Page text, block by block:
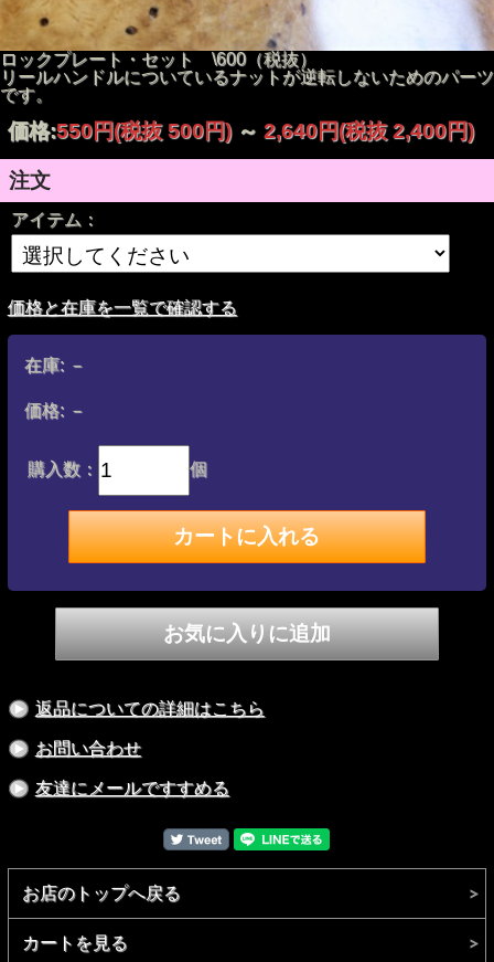
ロックプレート・セット \600（税抜）
リールハンドルについているナットが逆転しないためのパーツ
です。
価格:550円(税抜 500円) ～ 2,640円(税抜 2,400円)
注文
アイテム：
価格と在庫を一覧で確認する
在庫: －
価格:－
購入数： 個
返品についての詳細はこちら
お問い合わせ
友達にメールですすめる
お店のトップへ戻る
カートを見る